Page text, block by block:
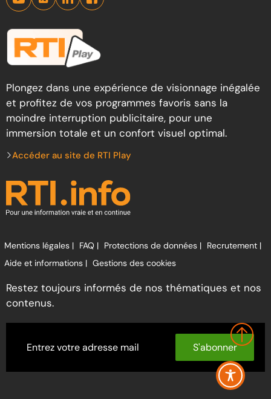
Plongez dans une expérience de visionnage inégalée
et profitez de vos programmes favoris sans la
moindre interruption publicitaire, pour une
immersion totale et un confort visuel optimal.
Accéder au site de RTI Play
Mentions légales | FAQ | Protections de données | Recrutement |
Aide et informations | Gestions des cookies
Restez toujours informés de nos thématiques et nos
contenus.
S'abonner